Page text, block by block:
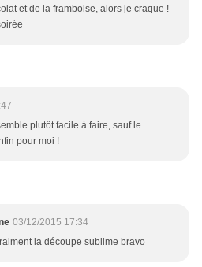
et de la framboise, alors je craque !
plutôt facile à faire, sauf le
pour moi !
03/12/2015 17:34
la découpe sublime bravo